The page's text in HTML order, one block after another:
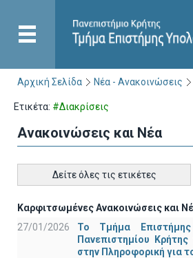
Αρχική Σελίδα Νέα - Ανακοινώσεις
Ετικέτα: #Διακρίσεις
Ανακοινώσεις και Νέα
Δείτε όλες τις ετικέτες
Καρφιτσωμένες Ανακοινώσεις και
27/01/2026
Το Τμήμα
Πανεπιστημίου
στην Πληροφορική για